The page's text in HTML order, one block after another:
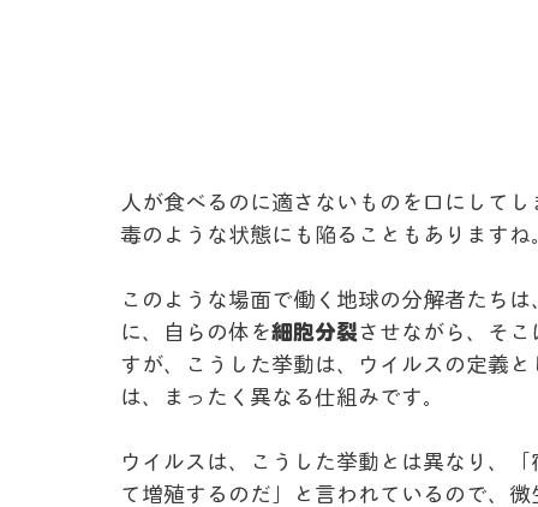
人が食べるのに適さないものを口にして
毒のような状態にも陥ることもありますね
このような場面で働く地球の分解者たち
に、自らの体を細胞分裂させながら、そ
すが、こうした挙動は、ウイルスの定義
は、まったく異なる仕組みです。
ウイルスは、こうした挙動とは異なり、
て増殖するのだ」と言われているので、